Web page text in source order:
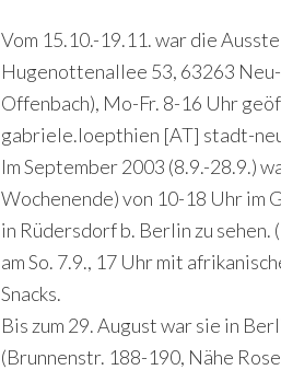
Vom 15.10.-19.11. war die
Hugenottenallee 53, 63263
Offenbach), Mo-Fr. 8-16 Uhr
gabriele.loepthien [AT] stadt-
Im September 2003 (8.9.-28.9.)
Wochenende) von 10-18 Uhr im
in Rüdersdorf b. Berlin zu
am So. 7.9., 17 Uhr mit
Snacks.
Bis zum 29. August war sie in
(Brunnenstr. 188-190, Nähe